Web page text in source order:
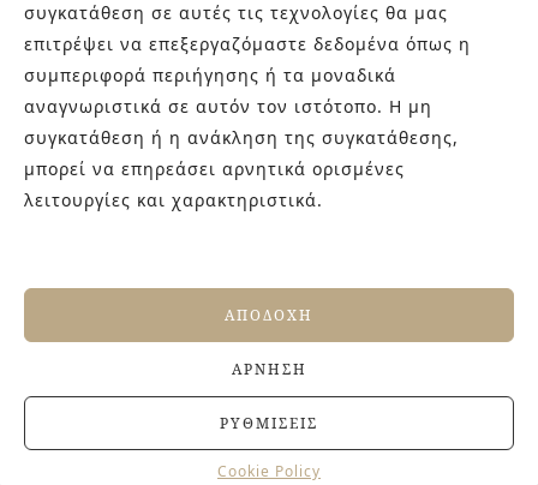
συγκατάθεση σε αυτές τις τεχνολογίες θα μας
επιτρέψει να επεξεργαζόμαστε δεδομένα όπως η
συμπεριφορά περιήγησης ή τα μοναδικά
αναγνωριστικά σε αυτόν τον ιστότοπο. Η μη
συγκατάθεση ή η ανάκληση της συγκατάθεσης,
μπορεί να επηρεάσει αρνητικά ορισμένες
λειτουργίες και χαρακτηριστικά.
ΑΠΟΔΟΧΉ
ΆΡΝΗΣΗ
ΡΥΘΜΊΣΕΙΣ
Cookie Policy
εμπειρίας στο χώρο του πλακιδίου και των ειδών υγιεινής,
καθώς και φρέσκες ιδέες με τον ενθουσιασμό της νέας
γενιάς! Επισκεφτείτε μας για ιδέες και προτάσεις στον
Άγιο Δημήτριο (Λιδωρικίου 11) ή καλέστε μας στο 210-
9934544.
γνωρίζετε πριν την αγορά
20 ΙΟΥΝΊΟΥ, 2026
Terre del Nord: μια αρχιτεκτονική προσέγγιση
νιπτήρων
23 ΑΠΡΙΛΊΟΥ, 2026